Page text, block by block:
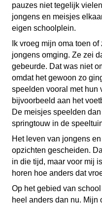
pauzes niet tegelijk
jongens en meisjes
eigen schoolplein.
Ik vroeg mijn oma toen
jongens omging. Ze zei
gebeurde. Dat was niet
omdat het gewoon zo
speelden vooral met hun
bijvoorbeeld aan het
De meisjes speelden
springtouw in de
Het leven van jongens
opzichten gescheiden.
in die tijd, maar voor mij
horen hoe anders dat
Op het gebied van
heel anders dan nu. Mijn